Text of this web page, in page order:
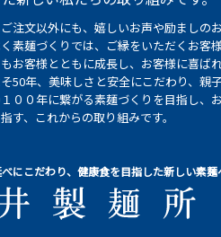
注文以外にも、嬉しいお声や励まし
素麺づくりでは、ご縁をいただくお
お客様とともに成長し、お客様に喜ば
50年、美味しさと安全にこだわり、
００年に繋がる素麺づくりを目指し
す、これからの取り組みです。
にこだわり、健康食を目指した新しい素麺